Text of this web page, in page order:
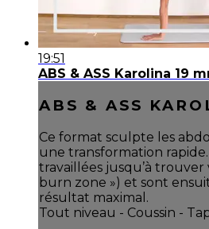
19:51
ABS & ASS Karolina 19
ABS & ASS
Ce format sculpte les
une transformation rapide.
travaillées jusqu’à
burn zone ») et sont
résultat maximal.
Tout niveau - Coussin -